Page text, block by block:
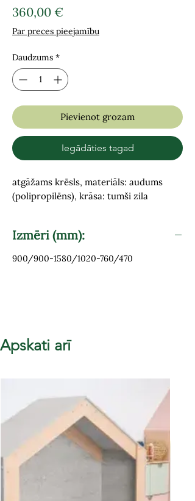
360,00 €Cena
Par preces pieejamību
Daudzums *
Pievienot grozam
Iegādāties tagad
atgāžams krēsls, materiāls: audums
(polipropilēns), krāsa: tumši zila
Izmēri (mm):
900/900-1580/1020-760/470
Apskati arī